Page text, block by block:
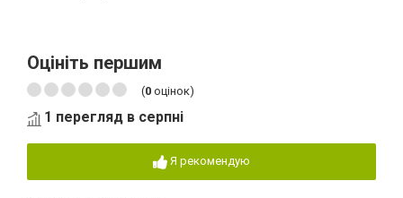
Оцініть першим
(0 оцінок)
1 перегляд в серпні
Я рекомендую